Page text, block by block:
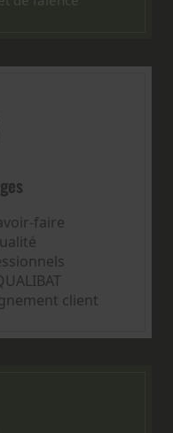
faire
client